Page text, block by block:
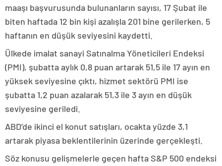
maaşı başvurusunda bulunanların sayısı, 17 Şubat ile
biten haftada 12 bin kişi azalışla 201 bine gerilerken, 5
haftanın en düşük seviyesini kaydetti.
Ülkede imalat sanayi Satınalma Yöneticileri Endeksi
(PMI), şubatta aylık 0,8 puan artarak 51,5 ile 17 ayın en
yüksek seviyesine çıktı, hizmet sektörü PMI ise
şubatta 1,2 puan azalarak 51,3 ile 3 ayın en düşük
seviyesine geriledi.
ABD’de ikinci el konut satışları, ocakta yüzde 3,1
artarak piyasa beklentilerinin üzerinde gerçekleşti.
Söz konusu gelişmelerle geçen hafta S&P 500 endeksi